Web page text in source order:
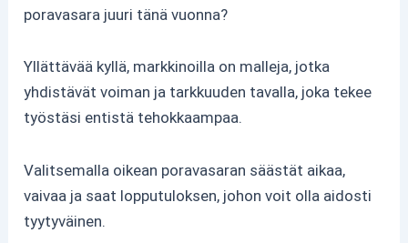
poravasara juuri tänä vuonna?
Yllättävää kyllä, markkinoilla on malleja, jotka
yhdistävät voiman ja tarkkuuden tavalla, joka tekee
työstäsi entistä tehokkaampaa.
Valitsemalla oikean poravasaran säästät aikaa,
vaivaa ja saat lopputuloksen, johon voit olla aidosti
tyytyväinen.